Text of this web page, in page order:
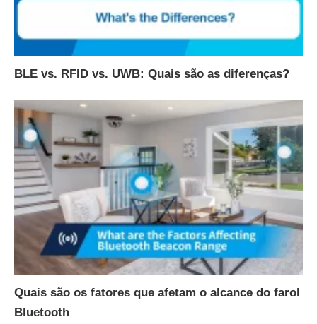
BLE vs. RFID vs. UWB: Quais são as diferenças?
Quais são os fatores que afetam o alcance do farol
Bluetooth